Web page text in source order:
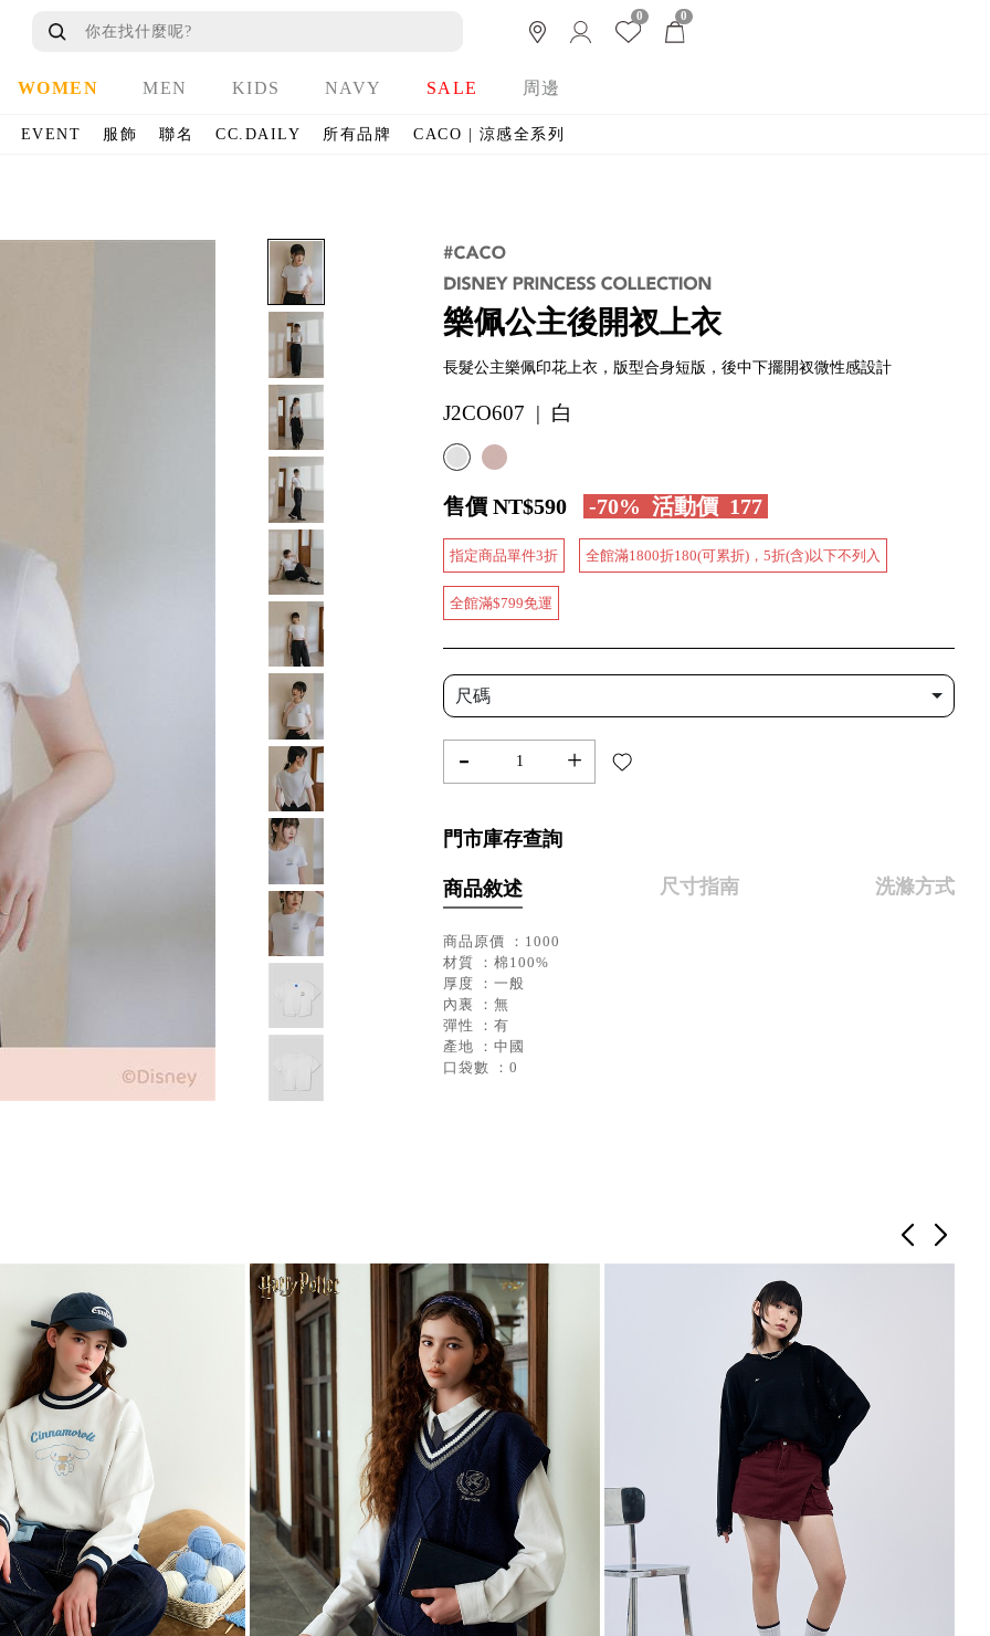
0 0
WOMEN MEN KIDS NAVY SALE 周邊
EVENT 服飾 聯名 CC.DAILY 所有品牌 CACO | 涼感全系列
樂佩公主後開衩上衣
長髮公主樂佩印花上衣，版型合身短版，後中下擺開衩微性感設計
J2CO607 | 白
售價 NT$590 -70% 活動價 177
指定商品單件3折 全館滿1800折180(可累折)，5折(含)以下不列入
全館滿$799免運
尺碼
- +
門市庫存查詢
商品敘述 尺寸指南 洗滌方式
商品原價 ：1000
材質 ：棉100%
厚度 ：一般
內裏 ：無
彈性 ：有
產地 ：中國
口袋數 ：0